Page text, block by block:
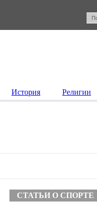
История Религии
СТАТЬИ О СПОРТЕ